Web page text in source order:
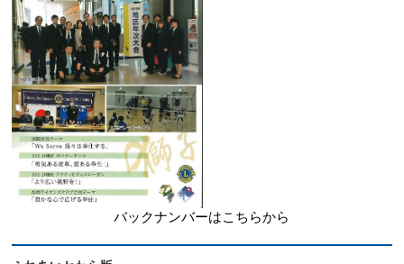
バックナンバーはこちらから